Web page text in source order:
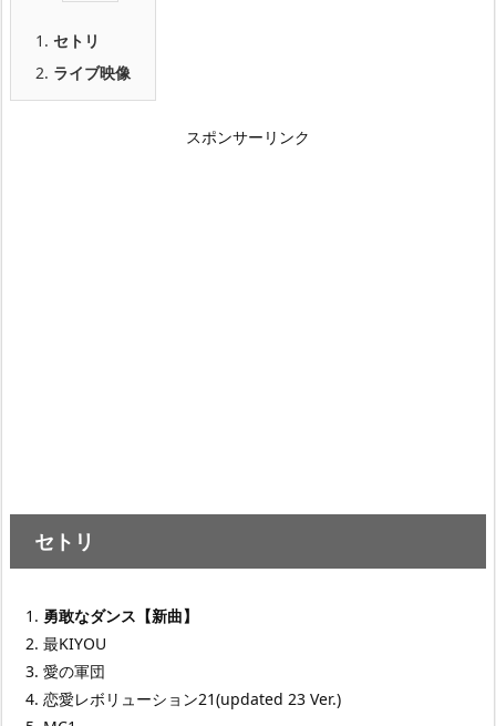
1. セトリ
2. ライブ映像
スポンサーリンク
セトリ
勇敢なダンス【新曲】
最KIYOU
愛の軍団
恋愛レボリューション21(updated 23 Ver.)